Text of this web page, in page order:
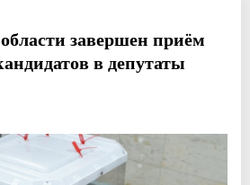
завершен приём
в депутаты